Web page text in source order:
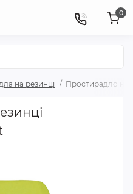
0
на резинці Простирадло на